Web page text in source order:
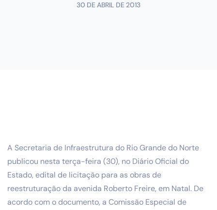
30 DE ABRIL DE 2013
A Secretaria de Infraestrutura do Rio Grande do Norte
publicou nesta terça-feira (30), no Diário Oficial do
Estado, edital de licitação para as obras de
reestruturação da avenida Roberto Freire, em Natal. De
acordo com o documento, a Comissão Especial de